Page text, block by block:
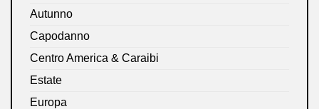
Autunno
Capodanno
Centro America & Caraibi
Estate
Europa